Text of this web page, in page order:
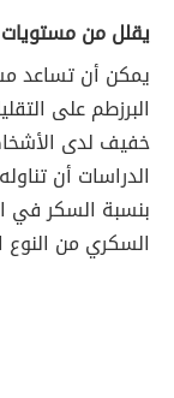
يقلل من
يمكن أن تساعد
البرزطم على
خفيف لدى
الدراسات أن
بنسبة السكر في
السكري من النوع